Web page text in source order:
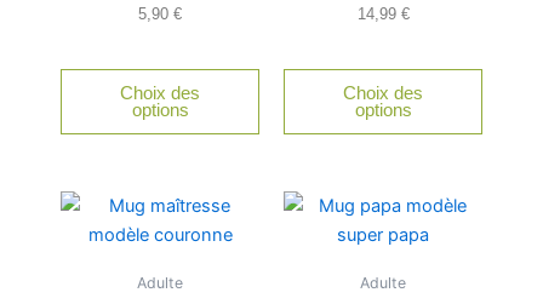
5,90 €
Choix des
options
être
14,99 €
Choix des
options
Adulte Adulte